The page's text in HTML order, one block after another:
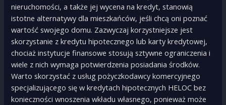
nieruchomości, a także jej wycena na kredyt, stanowią
istotne alternatywy dla mieszkańców, jeśli chcą oni poznać
wartość swojego domu. Zazwyczaj korzystniejsze jest
skorzystanie z kredytu hipotecznego lub karty kredytowej,
chociaż instytucje finansowe stosują sztywne ograniczenia i
wiele z nich wymaga potwierdzenia posiadania środków.
Warto skorzystać z usług pożyczkodawcy komercyjnego
specjalizującego się w kredytach hipotecznych HELOC bez
konieczności wnoszenia wkładu własnego, ponieważ może